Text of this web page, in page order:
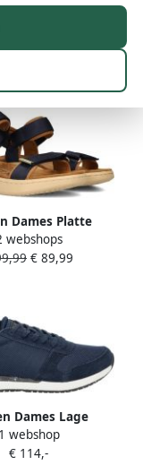
Dames Platte
Line Blauw Textiel
webshops
€ 89,99
Dames Lage
Ydun Fifty Blauw
1 webshop
€ 114,-